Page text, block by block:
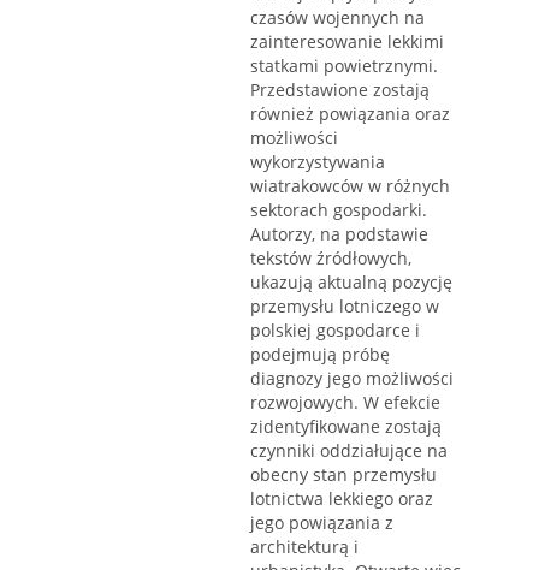
czasów wojennych na
zainteresowanie lekkimi
statkami powietrznymi.
Przedstawione zostają
również powiązania oraz
możliwości
wykorzystywania
wiatrakowców w różnych
sektorach gospodarki.
Autorzy, na podstawie
tekstów źródłowych,
ukazują aktualną pozycję
przemysłu lotniczego w
polskiej gospodarce i
podejmują próbę
diagnozy jego możliwości
rozwojowych. W efekcie
zidentyfikowane zostają
czynniki oddziałujące na
obecny stan przemysłu
lotnictwa lekkiego oraz
jego powiązania z
architekturą i